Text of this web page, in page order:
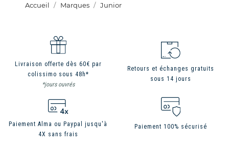
Accueil Marques Junior
Livraison offerte dès 60€ par
colissimo sous 48h*
*jours ouvrés
Retours et échanges gratuits
sous 14 jours
Paiement Alma ou Paypal jusqu'à
4X sans frais
Paiement 100% sécurisé